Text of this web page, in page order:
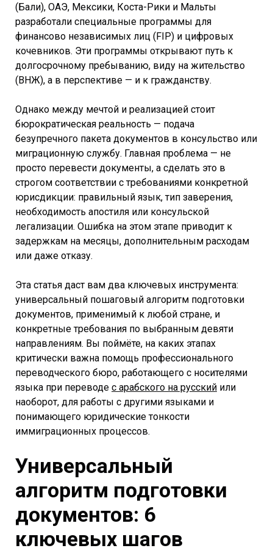
(Бали), ОАЭ, Мексики, Коста-Рики и Мальты
разработали специальные программы для
финансово независимых лиц (FIP) и цифровых
кочевников. Эти программы открывают путь к
долгосрочному пребыванию, виду на жительство
(ВНЖ), а в перспективе — и к гражданству.
Однако между мечтой и реализацией стоит
бюрократическая реальность — подача
безупречного пакета документов в консульство или
миграционную службу. Главная проблема — не
просто перевести документы, а сделать это в
строгом соответствии с требованиями конкретной
юрисдикции: правильный язык, тип заверения,
необходимость апостиля или консульской
легализации. Ошибка на этом этапе приводит к
задержкам на месяцы, дополнительным расходам
или даже отказу.
Эта статья даст вам два ключевых инструмента:
универсальный пошаговый алгоритм подготовки
документов, применимый к любой стране, и
конкретные требования по выбранным девяти
направлениям. Вы поймёте, на каких этапах
критически важна помощь профессионального
переводческого бюро, работающего с носителями
языка при переводе с арабского на русский или
наоборот, для работы с другими языками и
понимающего юридические тонкости
иммиграционных процессов.
Универсальный
алгоритм подготовки
документов: 6
ключевых шагов